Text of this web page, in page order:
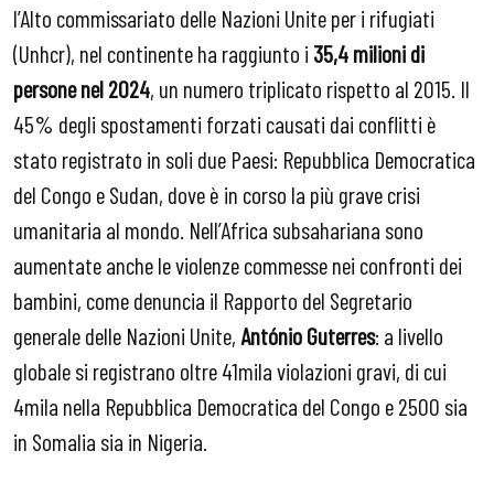
l’Alto commissariato delle Nazioni Unite per i rifugiati
(Unhcr), nel continente ha raggiunto i 35,4 milioni di
persone nel 2024, un numero triplicato rispetto al 2015. Il
45% degli spostamenti forzati causati dai conflitti è
stato registrato in soli due Paesi: Repubblica Democratica
del Congo e Sudan, dove è in corso la più grave crisi
umanitaria al mondo. Nell’Africa subsahariana sono
aumentate anche le violenze commesse nei confronti dei
bambini, come denuncia il Rapporto del Segretario
generale delle Nazioni Unite, António Guterres: a livello
globale si registrano oltre 41mila violazioni gravi, di cui
4mila nella Repubblica Democratica del Congo e 2500 sia
in Somalia sia in Nigeria.